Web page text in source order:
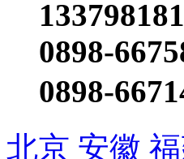
黑龙江 湖北
山东 山西
香港 澳门
琼ICP备